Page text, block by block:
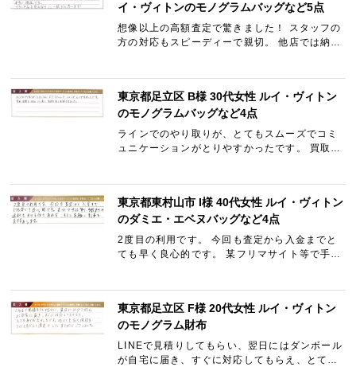
イ・ヴィトンのモノグラムバッグなど5点
想像以上の高額査定で驚きました！ スタッフの
方の対応もスピーディーで親切。 他店では納得
東京都足立区 B様 30代女性 ルイ・ヴィトン
のモノグラムバッグなど4点
ラインでのやり取りが、とてもスムーズでコミ
ュニケーションがとりやすかったです。 買取金
東京都東村山市 I様 40代女性 ルイ・ヴィトン
のダミエ・エベヌバッグなど4点
2度目の利用です。 今回も査定から入金までと
ても早く良心的です。 某フリマサイト等で手数
東京都足立区 F様 20代女性 ルイ・ヴィトン
のモノグラム財布
LINEで見積りしてもらい、翌日にはダンボール
が自宅に届き、すぐに対応してもらえ、とても